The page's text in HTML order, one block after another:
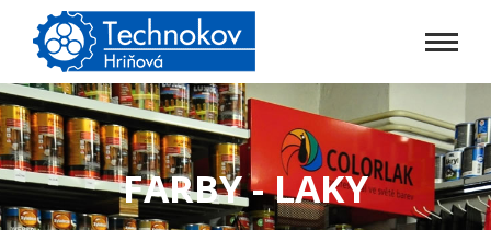
FARBY - LAKY